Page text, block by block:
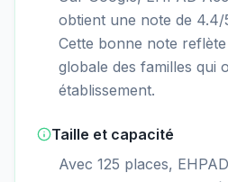
obtient une note de 4.4/
Cette bonne note
globale des familles qui
établissement.
Taille et capacité
Avec 125 places,